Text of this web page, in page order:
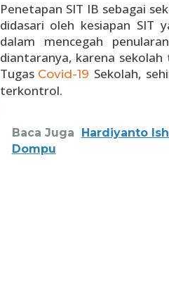
Penetapan SIT IB sebagai
didasari oleh kesiapan SIT
dalam mencegah
diantaranya, karena
Tugas Covid-19 Sekolah,
terkontrol.
Baca Juga
Hardiyanto
Dompu